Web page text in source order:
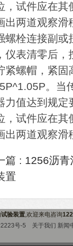
，试件应在其
出两道观察滑
螺栓连接副或
仪表清零后，
紧螺帽，紧固
。当
力值达到规定
，试件应在其
出两道观察滑
篇 : 1256沥青
置
验装置,欢迎来电咨询
号-5 关于我们 新闻